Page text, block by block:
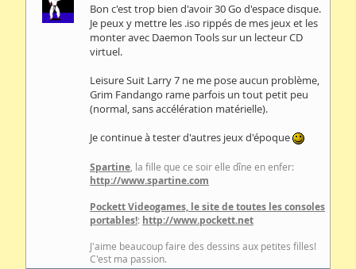
Bon c'est trop bien d'avoir 30 Go d'espace disque.
Je peux y mettre les .iso rippés de mes jeux et les
monter avec Daemon Tools sur un lecteur CD
virtuel.
Leisure Suit Larry 7 ne me pose aucun problème,
Grim Fandango rame parfois un tout petit peu
(normal, sans accélération matérielle).
Je continue à tester d'autres jeux d'époque
Spartine , la fille que ce soir elle dîne en enfer:
http://www.spartine.com
Pockett Videogames, le site de toutes les consoles
portables!: http://www.pockett.net
J'aime beaucoup faire des dessins aux petites filles!
C'est ma passion.